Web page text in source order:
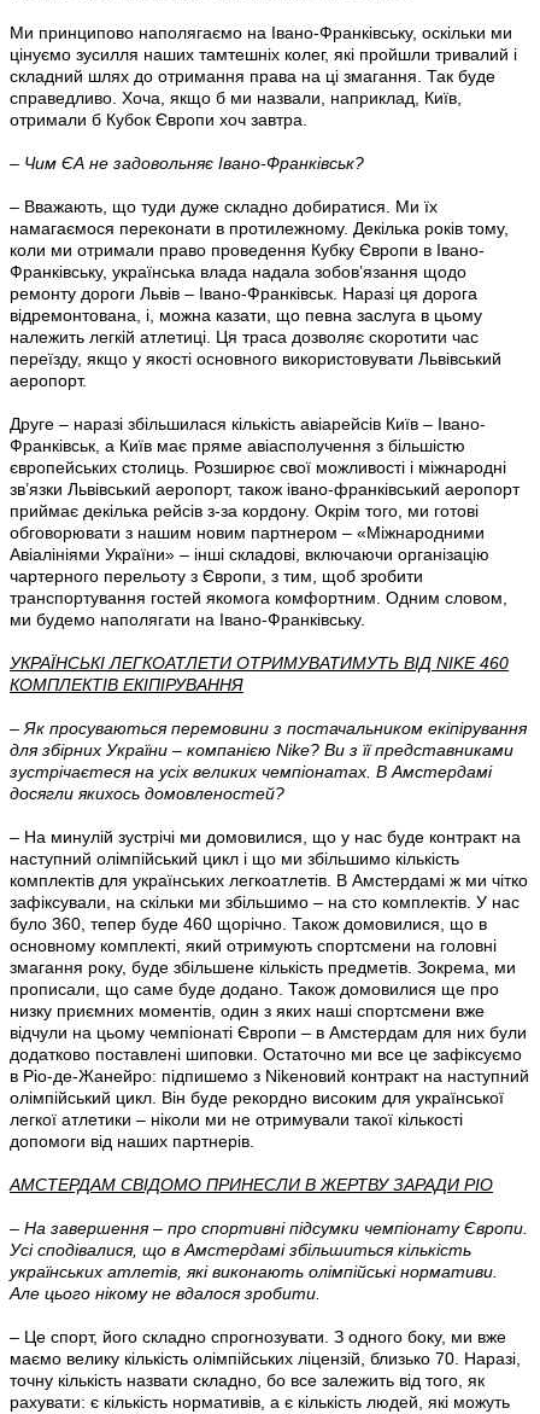
Ми принципово наполягаємо на Івано-Франківську, оскільки ми
цінуємо зусилля наших тамтешніх колег, які пройшли тривалий і
складний шлях до отримання права на ці змагання. Так буде
справедливо. Хоча, якщо б ми назвали, наприклад, Київ,
отримали б Кубок Європи хоч завтра.
– Чим ЄА не задовольняє Івано-Франківськ?
– Вважають, що туди дуже складно добиратися. Ми їх
намагаємося переконати в протилежному. Декілька років тому,
коли ми отримали право проведення Кубку Європи в Івано-
Франківську, українська влада надала зобов’язання щодо
ремонту дороги Львів – Івано-Франківськ. Наразі ця дорога
відремонтована, і, можна казати, що певна заслуга в цьому
належить легкій атлетиці. Ця траса дозволяє скоротити час
переїзду, якщо у якості основного використовувати Львівський
аеропорт.
Друге – наразі збільшилася кількість авіарейсів Київ – Івано-
Франківськ, а Київ має пряме авіасполучення з більшістю
європейських столиць. Розширює свої можливості і міжнародні
зв’язки Львівський аеропорт, також івано-франківський аеропорт
приймає декілька рейсів з-за кордону. Окрім того, ми готові
обговорювати з нашим новим партнером – «Міжнародними
Авіалініями України» – інші складові, включаючи організацію
чартерного перельоту з Європи, з тим, щоб зробити
транспортування гостей якомога комфортним. Одним словом,
ми будемо наполягати на Івано-Франківську.
УКРАЇНСЬКІ ЛЕГКОАТЛЕТИ ОТРИМУВАТИМУТЬ ВІД NIKE 460
КОМПЛЕКТІВ ЕКІПІРУВАННЯ
– Як просуваються перемовини з постачальником екіпірування
для збірних України – компанією Nike? Ви з її представниками
зустрічаєтеся на усіх великих чемпіонатах. В Амстердамі
досягли якихось домовленостей?
– На минулій зустрічі ми домовилися, що у нас буде контракт на
наступний олімпійський цикл і що ми збільшимо кількість
комплектів для українських легкоатлетів. В Амстердамі ж ми чітко
зафіксували, на скільки ми збільшимо – на сто комплектів. У нас
було 360, тепер буде 460 щорічно. Також домовилися, що в
основному комплекті, який отримують спортсмени на головні
змагання року, буде збільшене кількість предметів. Зокрема, ми
прописали, що саме буде додано. Також домовилися ще про
низку приємних моментів, один з яких наші спортсмени вже
відчули на цьому чемпіонаті Європи – в Амстердам для них були
додатково поставлені шиповки. Остаточно ми все це зафіксуємо
в Ріо-де-Жанейро: підпишемо з Nikeновий контракт на наступний
олімпійський цикл. Він буде рекордно високим для української
легкої атлетики – ніколи ми не отримували такої кількості
допомоги від наших партнерів.
АМСТЕРДАМ СВІДОМО ПРИНЕСЛИ В ЖЕРТВУ ЗАРАДИ РІО
– На завершення – про спортивні підсумки чемпіонату Європи.
Усі сподівалися, що в Амстердамі збільшиться кількість
українських атлетів, які виконають олімпійські нормативи.
Але цього нікому не вдалося зробити.
– Це спорт, його складно спрогнозувати. З одного боку, ми вже
маємо велику кількість олімпійських ліцензій, близько 70. Наразі,
точну кількість назвати складно, бо все залежить від того, як
рахувати: є кількість нормативів, а є кількість людей, які можуть